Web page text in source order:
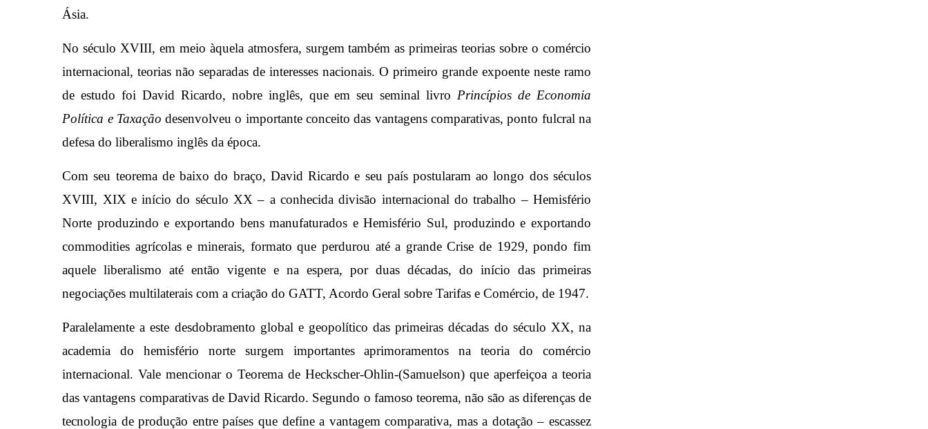
Ásia.
No século XVIII, em meio àquela atmosfera, surgem também as primeiras teorias sobre o comércio
internacional, teorias não separadas de interesses nacionais. O primeiro grande expoente neste ramo
de estudo foi David Ricardo, nobre inglês, que em seu seminal livro Princípios de Economia
Política e Taxação desenvolveu o importante conceito das vantagens comparativas, ponto fulcral na
defesa do liberalismo inglês da época.
Com seu teorema de baixo do braço, David Ricardo e seu país postularam ao longo dos séculos
XVIII, XIX e início do século XX – a conhecida divisão internacional do trabalho – Hemisfério
Norte produzindo e exportando bens manufaturados e Hemisfério Sul, produzindo e exportando
commodities agrícolas e minerais, formato que perdurou até a grande Crise de 1929, pondo fim
aquele liberalismo até então vigente e na espera, por duas décadas, do início das primeiras
negociações multilaterais com a criação do GATT, Acordo Geral sobre Tarifas e Comércio, de 1947.
Paralelamente a este desdobramento global e geopolítico das primeiras décadas do século XX, na
academia do hemisfério norte surgem importantes aprimoramentos na teoria do comércio
internacional. Vale mencionar o Teorema de Heckscher-Ohlin-(Samuelson) que aperfeiçoa a teoria
das vantagens comparativas de David Ricardo. Segundo o famoso teorema, não são as diferenças de
tecnologia de produção entre países que define a vantagem comparativa, mas a dotação – escassez